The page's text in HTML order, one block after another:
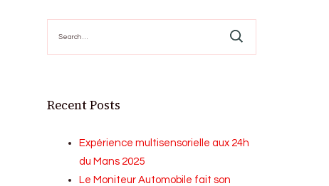
for:
Recent Posts
Expérience multisensorielle aux 24h
du Mans 2025
Le Moniteur Automobile fait son